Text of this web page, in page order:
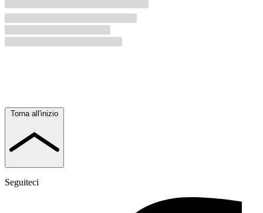
Torna all'inizio
Seguiteci